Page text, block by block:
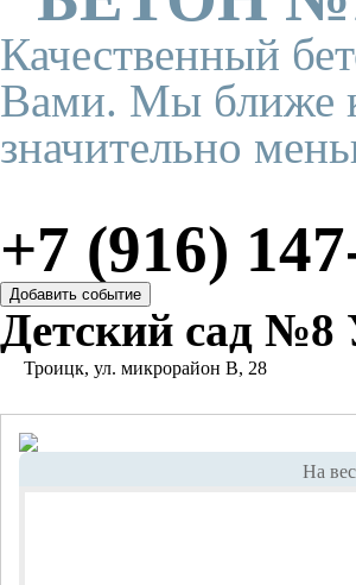
Качественный
Вами. Мы ближе к
значительно
+7 (916)
Детский сад №8
Троицк, ул. микрорайон В, 28
На